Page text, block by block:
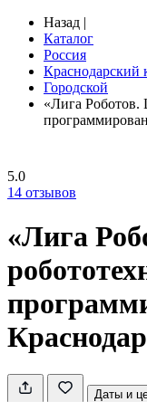
Назад |
Каталог
Россия
Краснодарский
Городской
«Лига Роботов.
5.0
14 отзывов
«Лига
Краснодар
Даты и